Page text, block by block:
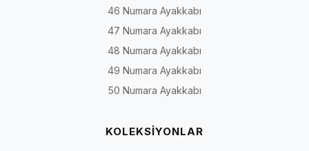
46 Numara Ayakkabı
47 Numara Ayakkabı
48 Numara Ayakkabı
49 Numara Ayakkabı
50 Numara Ayakkabı
KOLEKSİYONLAR